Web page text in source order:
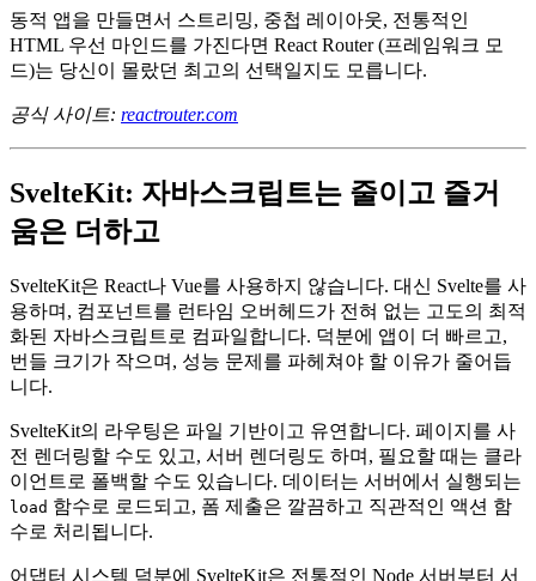
성 기능을 내장하지 않지만, 스마트 캐싱을 지원하고 거의 어
디서나 실행될 수 있습니다—Node.js, Deno, 엣지 런타임 등. 이
식성 있고 빠르며 플랫폼에 가까운 설계를 목표로 합니다.
동적 앱을 만들면서 스트리밍, 중첩 레이아웃, 전통적인
HTML 우선 마인드를 가진다면 React Router (프레임워크 모
드)는 당신이 몰랐던 최고의 선택일지도 모릅니다.
공식 사이트:reactrouter.com
SvelteKit: 자바스크립트는 줄이고 즐거
움은 더하고
SvelteKit은 React나 Vue를 사용하지 않습니다. 대신 Svelte를 사
용하며, 컴포넌트를 런타임 오버헤드가 전혀 없는 고도의 최적
화된 자바스크립트로 컴파일합니다. 덕분에 앱이 더 빠르고,
번들 크기가 작으며, 성능 문제를 파헤쳐야 할 이유가 줄어듭
니다.
SvelteKit의 라우팅은 파일 기반이고 유연합니다. 페이지를 사
전 렌더링할 수도 있고, 서버 렌더링도 하며, 필요할 때는 클라
이언트로 폴백할 수도 있습니다. 데이터는 서버에서 실행되는